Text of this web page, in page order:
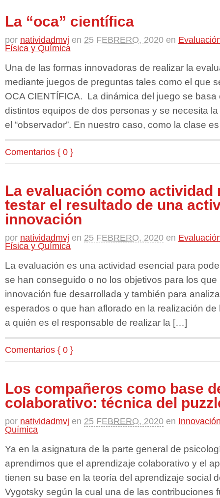
La “oca” científica
por natividadmvj en 25 FEBRERO, 2020 en
Física y Química
Una de las formas innovadoras de realizar la
mediante juegos de preguntas tales como el que
OCA CIENTÍFICA. La dinámica del juego se basa
distintos equipos de dos personas y se necesita la
el “observador”. En nuestro caso, como la clase
Comentarios { 0 }
La evaluación como actividad
testar el resultado de una
innovación
por natividadmvj en 25 FEBRERO, 2020 en
Física y Química
La evaluación es una actividad esencial para
se han conseguido o no los objetivos para los
innovación fue desarrollada y también para
esperados o que han aflorado en la realización
a quién es el responsable de realizar la […]
Comentarios { 0 }
Los compañeros como base
colaborativo: técnica del
por natividadmvj en 25 FEBRERO, 2020 en
Química
Ya en la asignatura de la parte general de
aprendimos que el aprendizaje colaborativo y el
tienen su base en la teoría del aprendizaje social
Vygotsky según la cual una de las contribuciones